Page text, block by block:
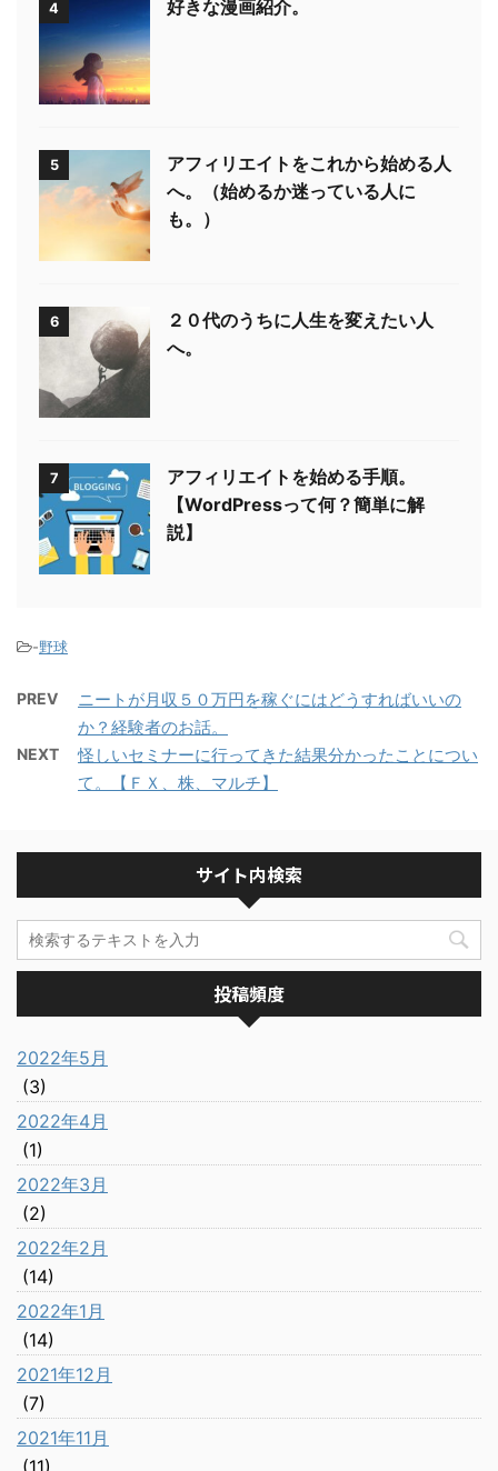
4 好きな漫画紹介。
5
アフィリエイトをこれから始める人
へ。（始めるか迷っている人に
も。）
6
２０代のうちに人生を変えたい人
へ。
7
アフィリエイトを始める手順。
【WordPressって何？簡単に解
説】
-野球
PREV
ニートが月収５０万円を稼ぐにはどうすればいいの
か？経験者のお話。
NEXT
怪しいセミナーに行ってきた結果分かったことについ
て。【ＦＸ、株、マルチ】
サイト内検索
投稿頻度
2022年5月
(3)
2022年4月
(1)
2022年3月
(2)
2022年2月
(14)
2022年1月
(14)
2021年12月
(7)
2021年11月